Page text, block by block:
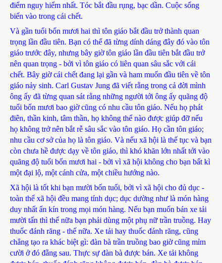
điểm nguy hiểm nhất. Tóc bắt đầu rụng, bạc dần. Cuộc sống
biến vào trong cái chết.
Và gần tuổi bốn mươi hai thì tôn giáo bắt đầu trở thành quan
trọng lần đầu tiên. Bạn có thể đã từng dính dáng đây đó vào tôn
giáo trước đây, nhưng bây giờ tôn giáo lần đầu tiên bắt đầu trở
nên quan trọng - bởi vì tôn giáo có liên quan sâu sắc với cái
chết. Bây giờ cái chết đang lại gần và ham muốn đầu tiên về tôn
giáo nảy sinh. Carl Gustav Jung đã viết rằng trong cả đời mình
ông ấy đã từng quan sát rằng những người tới ông ấy quãng độ
tuổi bốn mươi bao giờ cũng có nhu cầu tôn giáo. Nếu họ phát
điên, thần kinh, tâm thần, họ không thể nào được giúp đỡ nếu
họ không trở nên bắt rễ sâu sắc vào tôn giáo. Họ cần tôn giáo;
nhu cầu cơ sở của họ là tôn giáo. Và nếu xã hội là thế tục và bạn
còn chưa hề được dạy về tôn giáo, thì khó khăn lớn nhất tới vào
quãng độ tuổi bốn mươi hai - bởi vì xã hội không cho bạn bất kì
một đại lộ, một cánh cửa, một chiều hướng nào.
Xã hội là tốt khi bạn mười bốn tuổi, bởi vì xã hội cho đủ dục -
toàn thể xã hội đều mang tính dục; dục dường như là món hàng
duy nhất ẩn kín trong mọi món hàng. Nếu bạn muốn bán xe tải
mười tấn thì thế nữa bạn phải dùng một phụ nữ trần truồng. Hay
thuốc đánh răng - thế nữa. Xe tải hay thuốc đánh răng, cũng
chẳng tạo ra khác biệt gì: đàn bà trần truồng bao giờ cũng mỉm
cười ở đó đằng sau. Thực sự đàn bà được bán. Xe tải không